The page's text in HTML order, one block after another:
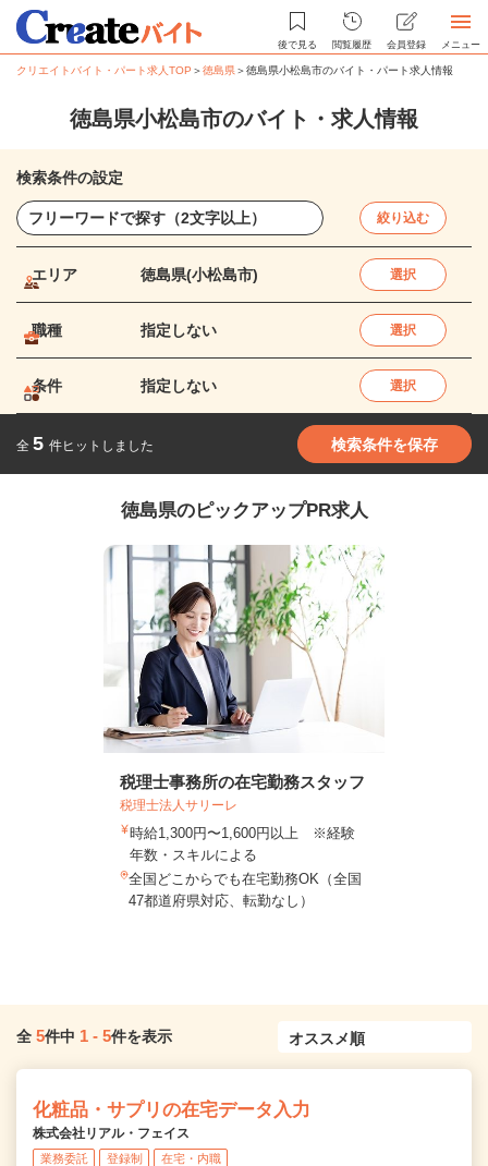
後で見る 閲覧履歴 会員登録 メニュー
クリエイトバイト・パート求人TOP ＞徳島県＞徳島県小松島市のバイト・パート求人情報
徳島県小松島市のバイト・求人情報
検索条件の設定
絞り込む
エリア 徳島県(小松島市) 選択
職種 指定しない 選択
条件 指定しない 選択
全 5 件ヒットしました 検索条件を保存
徳島県のピックアップPR求人
税理士事務所の在宅勤務スタッフ
税理士法人サリーレ
時給1,300円〜1,600円以上 ※経験
年数・スキルによる
全国どこからでも在宅勤務OK（全国
47都道府県対応、転勤なし）
全 5件中 1 - 5件を表示
化粧品・サプリの在宅データ入力
株式会社リアル・フェイス
業務委託 登録制 在宅・内職